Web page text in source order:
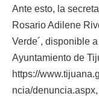
Ante esto, la
Rosario Adilene
Verde´, disponible
Ayuntamiento de
https://
ncia/